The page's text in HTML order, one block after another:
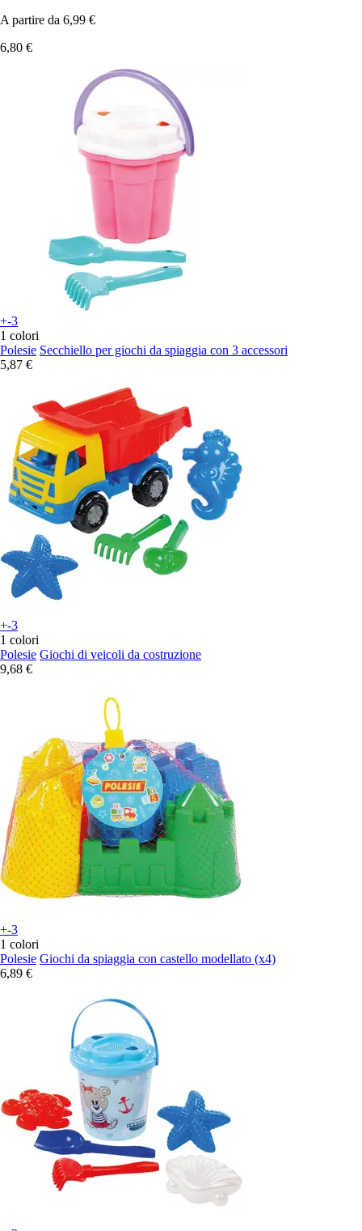
A partire da 6,99 €
6,80 €
+-3
1 colori
Polesie Secchiello per giochi da spiaggia con 3 accessori
5,87 €
+-3
1 colori
Polesie Giochi di veicoli da costruzione
9,68 €
+-3
1 colori
Polesie Giochi da spiaggia con castello modellato (x4)
6,89 €